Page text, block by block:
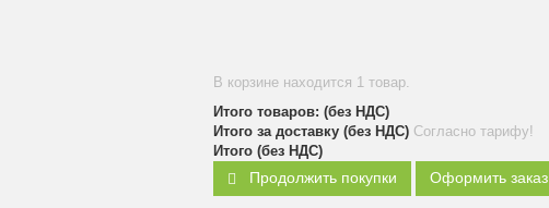
В корзине находится 1 товар.
Итого товаров: (без НДС)
Итого за доставку (без НДС) Согласно тарифу!
Итого (без НДС)
Продолжить покупки Оформить заказ